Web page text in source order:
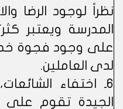
نظراً لوجود الرضا
المدرسة ويعتبر
على وجود فجوة
لدى العاملين.
6ـ اختفاء
الجيدة تقوم على